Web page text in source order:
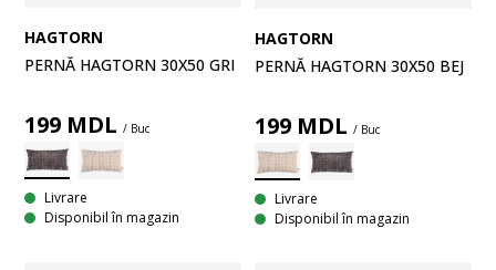
HAGTORN
PERNĂ HAGTORN 30X50 GRI
199 MDL / Buc
Livrare
Disponibil în magazin
HAGTORN
PERNĂ HAGTORN 30X50 BEJ
199 MDL / Buc
Livrare
Disponibil în magazin